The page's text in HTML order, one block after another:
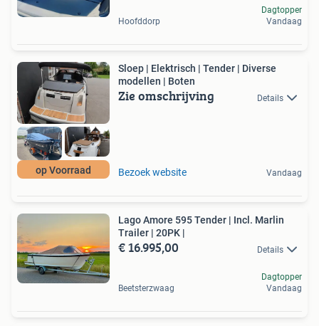
Hoofddorp
Dagtopper
Vandaag
op Voorraad
Sloep | Elektrisch | Tender | Diverse
modellen | Boten
Zie omschrijving Details
Bezoek website Vandaag
Lago Amore 595 Tender | Incl. Marlin
Trailer | 20PK |
€ 16.995,00 Details
Beetsterzwaag
Dagtopper
Vandaag